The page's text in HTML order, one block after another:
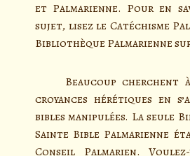
et Palmarienne. Pour en
sujet, lisez le Catéchisme
Bibliothèque Palmarienne
Beaucoup cherchent à
croyances hérétiques en
bibles manipulées. La seule
Sainte Bible Palmarienne
Conseil Palmarien.